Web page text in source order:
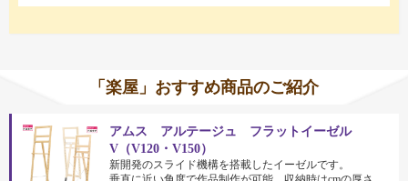
「楽屋」おすすめ商品のご紹介
アムス アルテージュ フラットイーゼル
V（V120・V150）
新開発のスライド機構を搭載したイーゼルです。